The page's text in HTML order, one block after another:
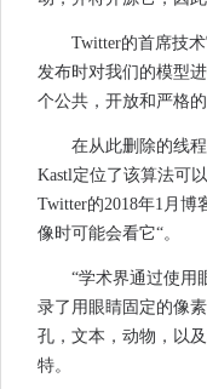
Twitter的首席技
发布时对我们的模型
个公共，开放和严格
在从此删除的线
Kastl定位了该算法可
Twitter的2018年1月博
像时可能会看它“。
“学术界通过使用
录了用眼睛固定的像
孔，文本，动物，以
特。